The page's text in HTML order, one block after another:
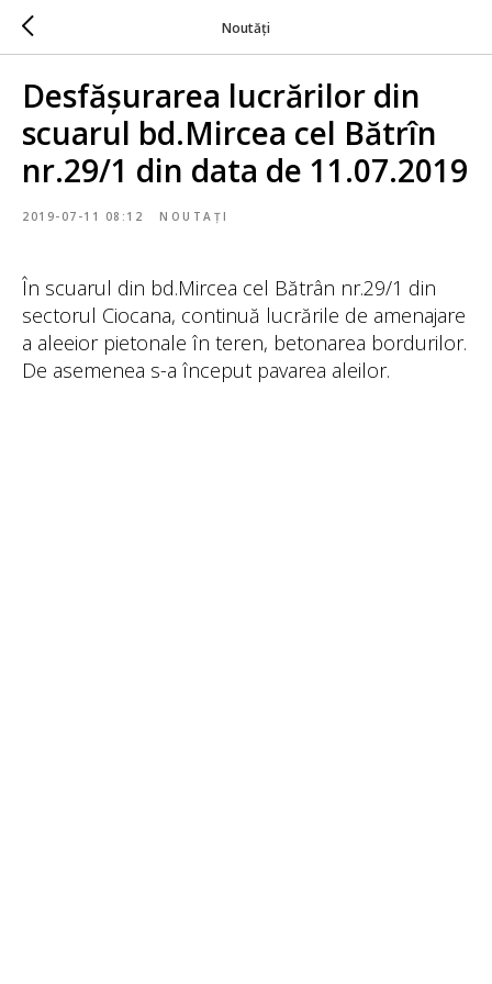
Noutăți
Desfășurarea lucrărilor din
scuarul bd.Mircea cel Bătrîn
nr.29/1 din data de 11.07.2019
2019-07-11 08:12 NOUTAȚI
În scuarul din bd.Mircea cel Bătrân nr.29/1 din
sectorul Ciocana, continuă lucrările de amenajare
a aleeior pietonale în teren, betonarea bordurilor.
De asemenea s-a început pavarea aleilor.